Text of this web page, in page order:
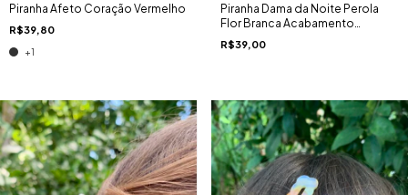
Piranha Afeto Coração Vermelho
R$39,80
+1
Piranha Dama da Noite Perola
Flor Branca Acabamento
Perolado
R$39,00